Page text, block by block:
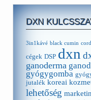
DXN
3in1kávé black cumin
cégek DSP dxn
ganoderma
gyógygomba
jutalék koreai
lehetőség